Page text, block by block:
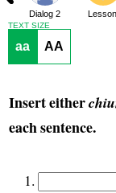
Dialog 2 Lesson
TEXT SIZE
aa AA
Insert either
each sentence.